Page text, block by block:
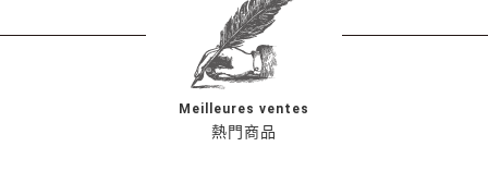
熱門商品
Meilleures ventes